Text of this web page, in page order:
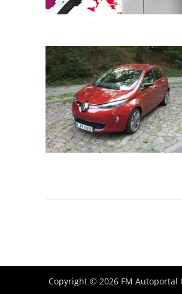
Copyright © 2026 FM Autoportal